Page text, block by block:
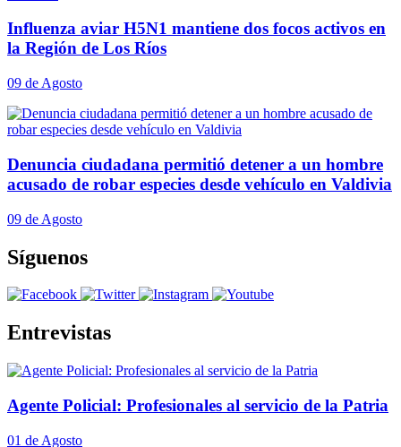
Influenza aviar H5N1 mantiene dos focos activos en
la Región de Los Ríos
09 de Agosto
Denuncia ciudadana permitió detener a un hombre
acusado de robar especies desde vehículo en Valdivia
09 de Agosto
Síguenos
Entrevistas
Agente Policial: Profesionales al servicio de la Patria
01 de Agosto